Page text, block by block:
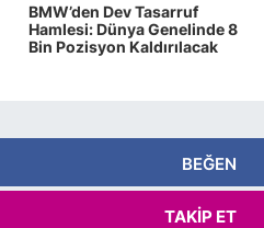
BMW’den Dev Tasarruf
Hamlesi: Dünya Genelinde 8
Bin Pozisyon Kaldırılacak
BEĞEN
TAKIP ET